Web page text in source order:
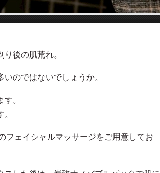
後の肌荒れ。
のではないでしょうか。
す。
フェイシャルマッサージをご用意してお